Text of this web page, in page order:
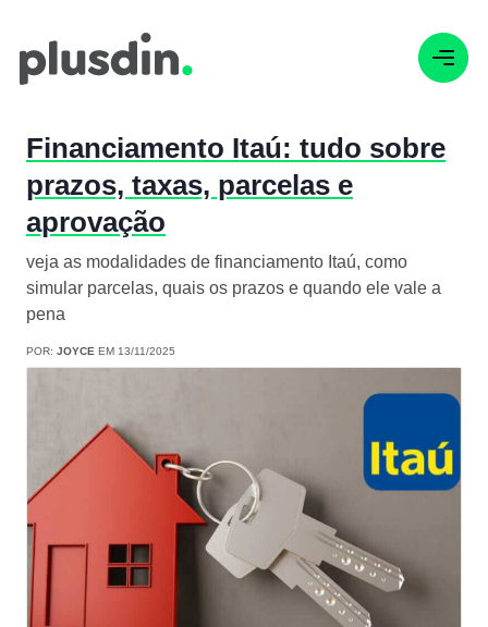
Financiamento Itaú: tudo sobre
prazos, taxas, parcelas e
aprovação
veja as modalidades de financiamento Itaú, como
simular parcelas, quais os prazos e quando ele vale a
pena
POR: JOYCE EM 13/11/2025